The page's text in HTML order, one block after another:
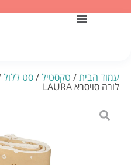
עמוד הבית/טקסטיל סט ללול